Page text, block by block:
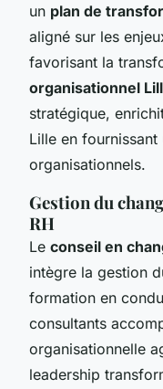
un plan de
aligné sur les
favorisant la
organisationnel
stratégique,
Lille en
organisationnels.
Gestion du
RH
Le conseil en
intègre la gestion
formation en
consultants
organisationnelle
leadership